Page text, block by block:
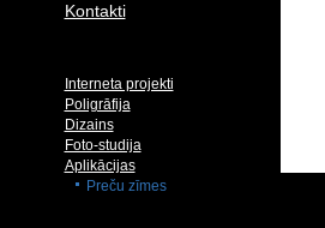
Kontakti
Interneta projekti
Poligrāfija
Dizains
Foto-studija
Aplikācijas
Preču zīmes